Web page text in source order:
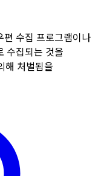
편 수집 프로그램이나
수집되는 것을
해 처벌됨을